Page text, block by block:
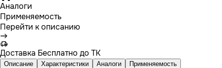
Аналоги
Применяемость
Перейти к описанию
Доставка Бесплатно до ТК
Описание Характеристики Аналоги Применяемость